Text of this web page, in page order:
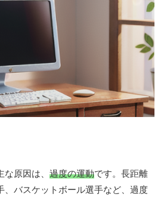
な原因は、 過度の運動です。長距離
、バスケットボール選手など、過度